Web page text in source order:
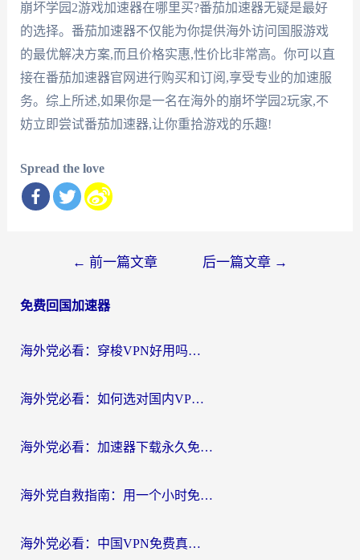
崩坏学园2游戏加速器在哪里买?番茄加速器无疑是最好
的选择。番茄加速器不仅能为你提供海外访问国服游戏
的最优解决方案,而且价格实惠,性价比非常高。你可以直
接在番茄加速器官网进行购买和订阅,享受专业的加速服
务。综上所述,如果你是一名在海外的崩坏学园2玩家,不
妨立即尝试番茄加速器,让你重拾游戏的乐趣!
Spread the love
导
← 前一篇文章 后一篇文章 →
免费回国加速器
海外党必看：穿梭VPN好用吗？和云帆VPN对比哪个回国效果更好？附真实测评+避坑指南
海外党必看：如何选对国内VPN，实现无缝访问国内资源？
海外党必看：加速器下载永久免费版真的存在吗？教你无缝访问国内资源的正确姿势
海外党自救指南：用一个小时免费加速器，轻松打破国内资源访问壁垒？
海外党必看：中国VPN免费真的靠谱吗？手把手教你选对回国加速器